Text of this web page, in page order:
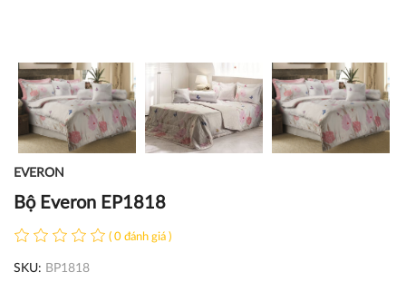
EVERON
Bộ Everon EP1818
( 0 đánh giá )
SKU: BP1818